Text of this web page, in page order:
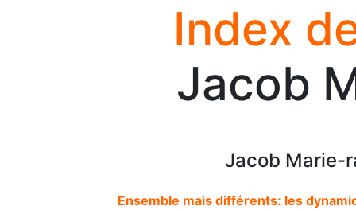
Index
Jacob
Jacob Marie-
Ensemble mais différents: les